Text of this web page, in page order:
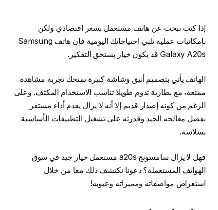
إذا كنت تبحث عن هاتف مستعمل بسعر اقتصادي ولكن
بإمكانيات عملية تلبي احتياجاتك اليومية فإن هاتف Samsung
Galaxy A20s قد يكون خيار يستحق التفكير.
الهاتف يأتي بتصميم أنيق وشاشة كبيرة تمنحك تجربة مشاهدة
ممتعة، مع بطارية تدوم طويلا تناسب الاستخدام المكثف. وعلى
الرغم من كونه إصدار قديم إلا أنه لا يزال يقدم أداء مستقر
بفضل معالجه الجيد وقدرته على تشغيل التطبيقات الأساسية
بسلاسة.
فهل لا يزال سامسونج a20s مستعمل خيار جيد في سوق
الهواتف المستعملة؟ دعونا نكتشف ذلك معا من خلال
استعراض مواصفاته ومميزاته وعيوبه!